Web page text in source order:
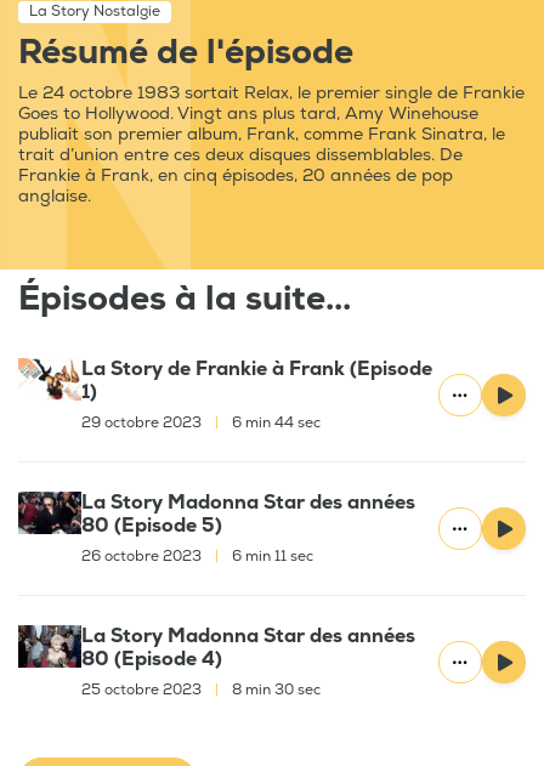
La Story Nostalgie
Résumé de l'épisode
Le 24 octobre 1983 sortait Relax, le premier single de Frankie
Goes to Hollywood. Vingt ans plus tard, Amy Winehouse
publiait son premier album, Frank, comme Frank Sinatra, le
trait d’union entre ces deux disques dissemblables. De
Frankie à Frank, en cinq épisodes, 20 années de pop
anglaise.
Épisodes à la suite...
La Story de Frankie à Frank (Episode
1)
29 octobre 2023 6 min 44 sec
La Story Madonna Star des années
80 (Episode 5)
26 octobre 2023 6 min 11 sec
La Story Madonna Star des années
80 (Episode 4)
25 octobre 2023 8 min 30 sec